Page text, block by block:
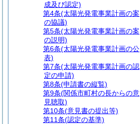
成及び認定)
第4条(太陽光発電事業計画の案
の協議)
第5条(太陽光発電事業計画の案
の説明)
第6条(太陽光発電事業計画の公
表)
第7条(太陽光発電事業計画の認
定の申請)
第8条(申請書の縦覧)
第9条(関係市町村の長からの意
見聴取)
第10条(意見書の提出等)
第11条(認定の基準)